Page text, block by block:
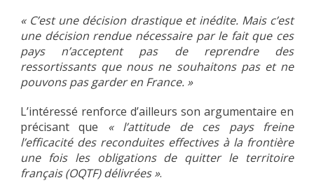
« C’est une décision drastique et inédite. Mais c’est
une décision rendue nécessaire par le fait que ces
pays n’acceptent pas de reprendre des
ressortissants que nous ne souhaitons pas et ne
pouvons pas garder en France. »
L’intéressé renforce d’ailleurs son argumentaire en
précisant que « l’attitude de ces pays freine
l’efficacité des reconduites effectives à la frontière
une fois les obligations de quitter le territoire
français (OQTF) délivrées ».